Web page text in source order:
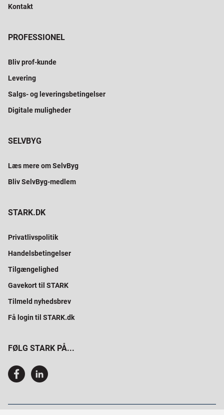
Kontakt
PROFESSIONEL
Bliv prof-kunde
Levering
Salgs- og leveringsbetingelser
Digitale muligheder
SELVBYG
Læs mere om SelvByg
Bliv SelvByg-medlem
STARK.DK
Privatlivspolitik
Handelsbetingelser
Tilgængelighed
Gavekort til STARK
Tilmeld nyhedsbrev
Få login til STARK.dk
FØLG STARK PÅ...